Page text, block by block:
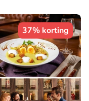
37% korting